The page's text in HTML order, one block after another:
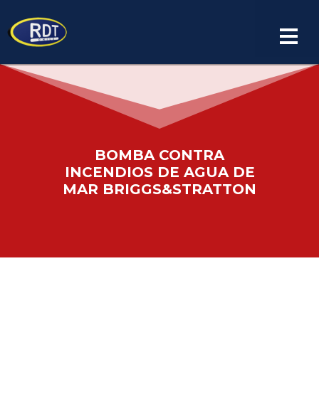
BOMBA CONTRA
INCENDIOS DE AGUA DE
MAR BRIGGS&STRATTON